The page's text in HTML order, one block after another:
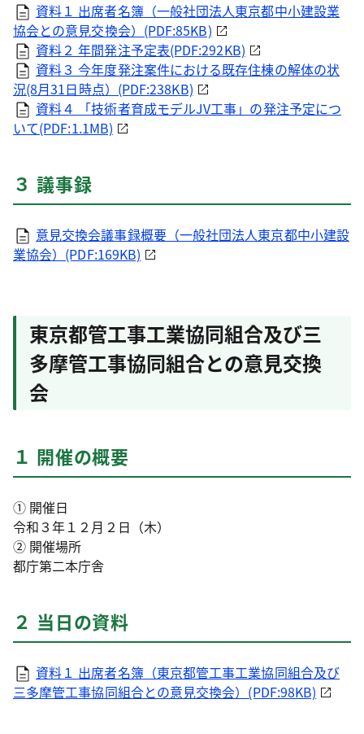
資料１ 出席者名簿（一般社団法人東京都中小建設業
協会との意見交換会）(PDF:85KB)
資料２ 年間発注予定表(PDF:292KB)
資料３ 今年度発注案件における既存住棟の解体の状
況(8月31日時点）(PDF:238KB)
資料４ 「技術者育成モデルJV工事」の発注予定につ
いて(PDF:1.1MB)
３ 議事録
意見交換会議事録概要（一般社団法人東京都中小建設
業協会）(PDF:169KB)
東京都管工事工業協同組合及び三
多摩管工事協同組合との意見交換
会
１ 開催の概要
① 開催日
令和３年１２月２日（木）
② 開催場所
都庁第二本庁舎
２ 当日の資料
資料１ 出席者名簿（東京都管工事工業協同組合及び
三多摩管工事協同組合との意見交換会）(PDF:98KB)